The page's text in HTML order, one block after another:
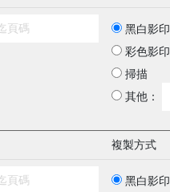
黑白影印
彩色影印
掃描
其他：
複製方式
黑白影印